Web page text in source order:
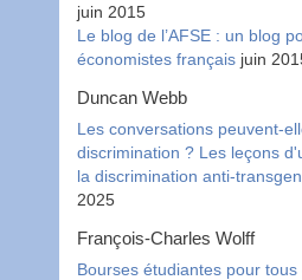
juin 2015
Le blog de l’AFSE : un blog
économistes français juin
Duncan Webb
Les conversations peuvent-
discrimination ? Les leçons
la discrimination anti-
2025
François-Charles Wolff
Bourses étudiantes pour